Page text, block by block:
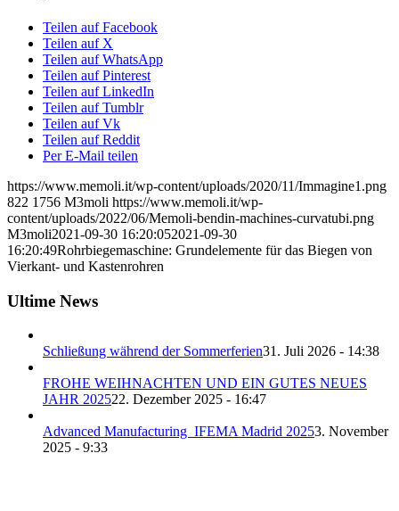
Teilen auf Facebook
Teilen auf X
Teilen auf WhatsApp
Teilen auf Pinterest
Teilen auf LinkedIn
Teilen auf Tumblr
Teilen auf Vk
Teilen auf Reddit
Per E-Mail teilen
https://www.memoli.it/wp-content/uploads/2020/11/Immagine1.png
822 1756 M3moli https://www.memoli.it/wp-
content/uploads/2022/06/Memoli-bendin-machines-curvatubi.png
M3moli2021-09-30 16:20:052021-09-30
16:20:49Rohrbiegemaschine: Grundelemente für das Biegen von
Vierkant- und Kastenrohren
Ultime News
Schließung während der Sommerferien31. Juli 2026 - 14:38
FROHE WEIHNACHTEN UND EIN GUTES NEUES
JAHR 202522. Dezember 2025 - 16:47
Advanced Manufacturing IFEMA Madrid 20253. November
2025 - 9:33